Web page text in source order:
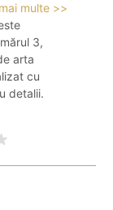
multe >>
3,
arta
cu
detalii.